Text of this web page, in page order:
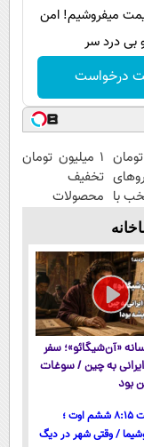
میفروشیم! امن
بی درد سر
درخواست
با
از
۱ میلیون تومان
تخفیف
محصولات
شروع کاهش
وزن
«آن‌شیگائو»؛ سفر
به چین / سوغات
بود
ساعت ۸:۱۵ ششم اوت ؛
/ وقتی شهر در دیگ